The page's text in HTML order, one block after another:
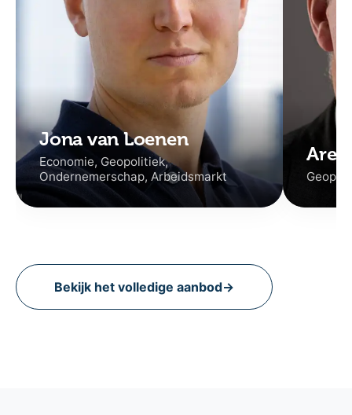
Jona van Loenen
Economie, Geopolitiek,
Ondernemerschap, Arbeidsmarkt
Bekijk het volledige aanbod→